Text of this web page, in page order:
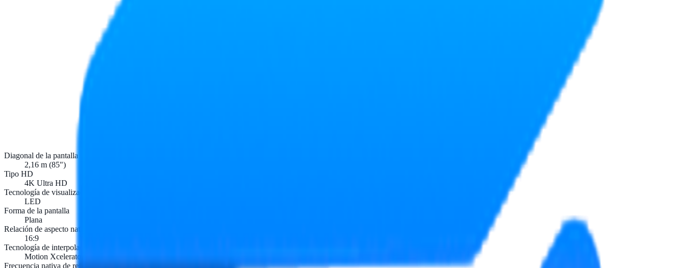
Diagonal de la pantalla
2,16 m (85")
Tipo HD
4K Ultra HD
Tecnología de visualización
LED
Forma de la pantalla
Plana
Relación de aspecto nativa
16:9
Tecnología de interpolación de movimiento
Motion Xcelerator
Frecuencia nativa de refresco